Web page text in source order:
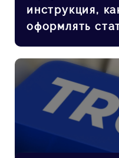
инструкция,
оформлять